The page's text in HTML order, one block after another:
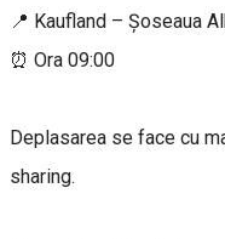
📍 Kaufland – Șoseaua
⏰ Ora 09:00
Deplasarea se face cu
sharing.